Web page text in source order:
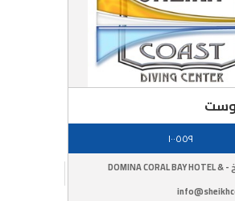
١٠٠٥٥٩
شرم الشيخ - DOMINA CORAL BAY HOTEL &